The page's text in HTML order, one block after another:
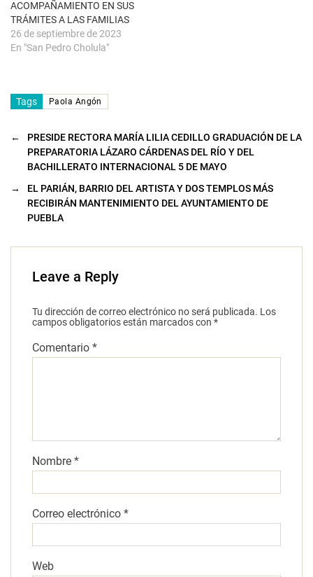
a
)
ACOMPAÑAMIENTO EN SUS
TRÁMITES A LAS FAMILIAS
26 de septiembre de 2023
En "San Pedro Cholula"
Tags Paola Angón
←
PRESIDE RECTORA MARÍA LILIA CEDILLO GRADUACIÓN DE LA
PREPARATORIA LÁZARO CÁRDENAS DEL RÍO Y DEL
BACHILLERATO INTERNACIONAL 5 DE MAYO
→
EL PARIÁN, BARRIO DEL ARTISTA Y DOS TEMPLOS MÁS
RECIBIRÁN MANTENIMIENTO DEL AYUNTAMIENTO DE
PUEBLA
Leave a Reply
Tu dirección de correo electrónico no será publicada. Los
campos obligatorios están marcados con *
Comentario *
Nombre *
Correo electrónico *
Web